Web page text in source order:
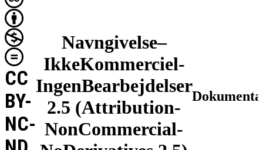
Navngivelse–
IkkeKommerciel-
IngenBearbejdelser
2.5 (Attribution-
NonCommercial-
CC
BY-
NC-